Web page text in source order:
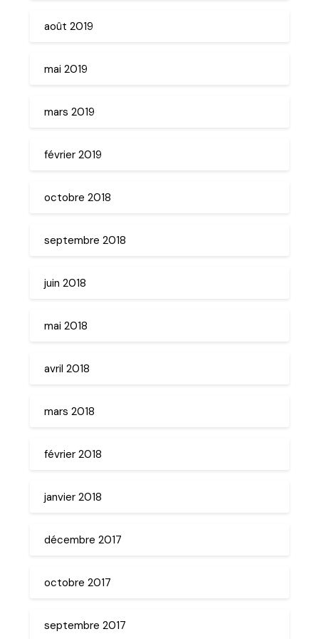
août 2019
mai 2019
mars 2019
février 2019
octobre 2018
septembre 2018
juin 2018
mai 2018
avril 2018
mars 2018
février 2018
janvier 2018
décembre 2017
octobre 2017
septembre 2017